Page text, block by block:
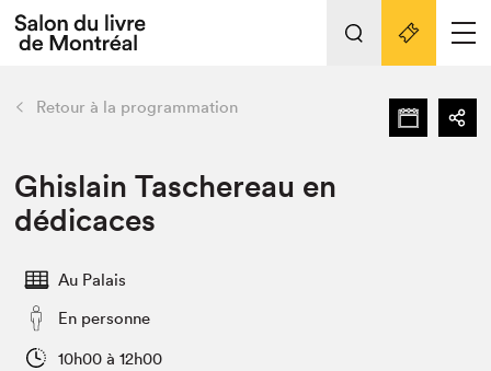
L'événement
Préparer sa visite au Salon
SLM PRO
retour Nos activités
Préparer sa visite
Salon au Palais
Salon dans la ville et en ligne
Liens pratiques
Retour à la programmation
Ghislain Taschereau en
dédicaces
Au Palais
En personne
10h00 à 12h00